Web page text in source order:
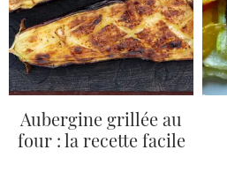
Aubergine grillée au
four : la recette facile